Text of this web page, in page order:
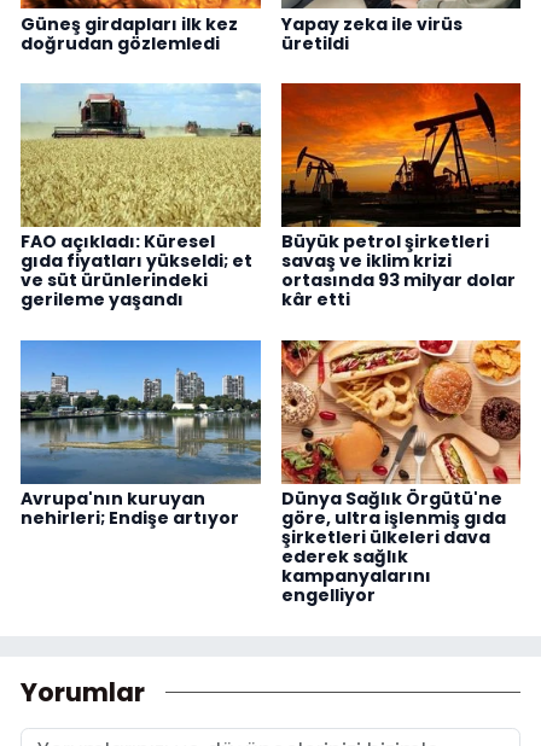
Güneş girdapları ilk kez
doğrudan gözlemledi
Yapay zeka ile virüs
üretildi
FAO açıkladı: Küresel
gıda fiyatları yükseldi; et
ve süt ürünlerindeki
gerileme yaşandı
Büyük petrol şirketleri
savaş ve iklim krizi
ortasında 93 milyar dolar
kâr etti
Avrupa'nın kuruyan
nehirleri; Endişe artıyor
Dünya Sağlık Örgütü'ne
göre, ultra işlenmiş gıda
şirketleri ülkeleri dava
ederek sağlık
kampanyalarını
engelliyor
Yorumlar